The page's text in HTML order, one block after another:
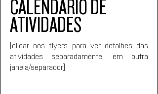
CALENDÁRIO DE
ATIVIDADES
[clicar nos flyers para ver detalhes das
atividades separadamente, em outra
janela/separador]